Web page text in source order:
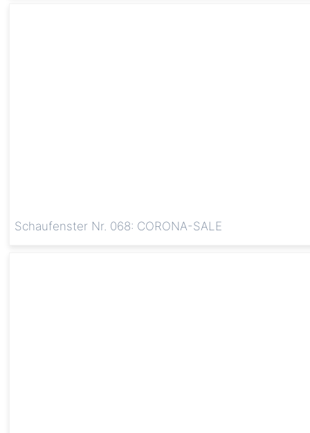
Schaufenster Nr. 068: CORONA-SALE